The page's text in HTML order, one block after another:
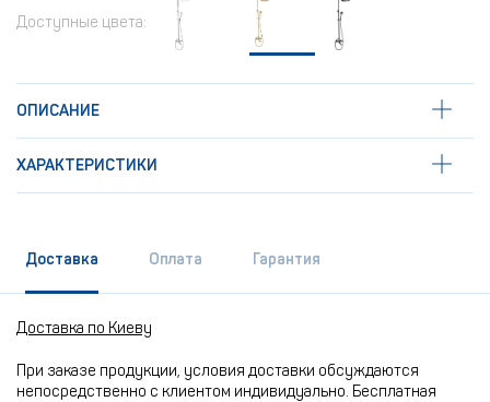
Доступные цвета:
ОПИСАНИЕ
ХАРАКТЕРИСТИКИ
Доставка Оплата Гарантия
Доставка по Киеву
При заказе продукции, условия доставки обсуждаются
непосредственно с клиентом индивидуально. Бесплатная